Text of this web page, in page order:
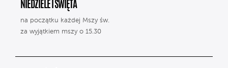
NIEDZIELE I ŚWIĘTA
na początku każdej Mszy św.
za wyjątkiem mszy o 15.30